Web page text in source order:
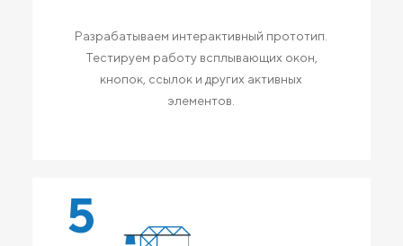
Разрабатываем интерактивный прототип.
Тестируем работу всплывающих окон,
кнопок, ссылок и других активных
элементов.
5